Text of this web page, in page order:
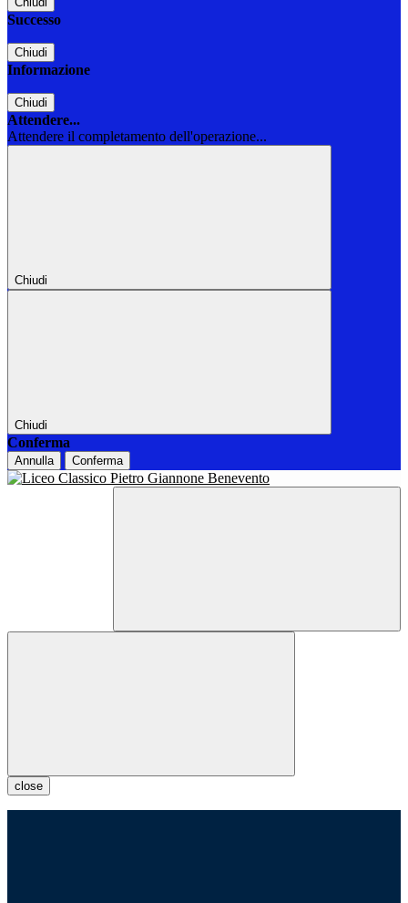
Successo
Chiudi
Informazione
Chiudi
Attendere...
Attendere il completamento dell'operazione...
Chiudi
Chiudi
Conferma
Annulla Conferma
close